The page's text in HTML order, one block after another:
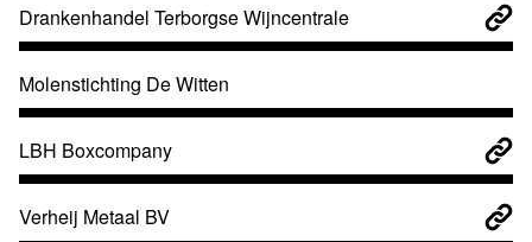
Drankenhandel Terborgse Wijncentrale
Molenstichting De Witten
LBH Boxcompany
Verheij Metaal BV